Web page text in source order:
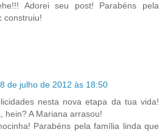
Adorei seu post! Parabéns pela
construiu!
de julho de 2012 às 18:50
nesta nova etapa da tua vida!
hein? A Mariana arrasou!
Parabéns pela família linda que